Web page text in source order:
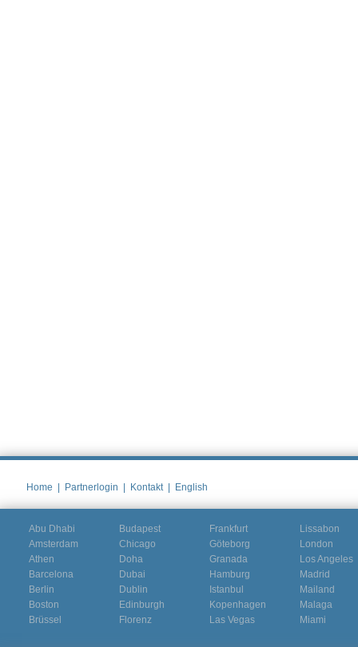
Home Partnerlogin Kontakt English
Abu Dhabi
Amsterdam
Athen
Barcelona
Berlin
Boston
Brüssel
Budapest
Chicago
Doha
Dubai
Dublin
Edinburgh
Florenz
Frankfurt
Göteborg
Granada
Hamburg
Istanbul
Kopenhagen
Las Vegas
Lissabon
London
Los Angeles
Madrid
Mailand
Malaga
Miami